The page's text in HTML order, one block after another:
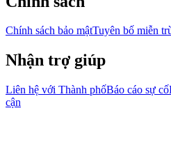
Chính sách bảo mậtTuyên bố miễn
Nhận trợ giúp
Liên hệ với Thành phốBáo cáo sự cố
cận